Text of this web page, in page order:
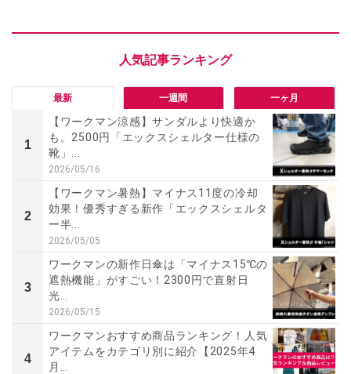
最新 一週間 一ヶ月
1
【ワークマン涼感】サンダルより快適か
も。2500円「エックスシェルター仕様の
靴」...
2026/05/16
2
【ワークマン暑熱】マイナス11度の冷却
効果！優秀すぎる新作「エックスシェルタ
ー半...
2026/05/05
3
ワークマンの新作日傘は「マイナス15℃の
遮熱機能」がすごい！2300円で直射日
光...
2026/05/15
4
ワークマンおすすめ商品ランキング！人気
アイテムをカテゴリ別に紹介【2025年4
月...